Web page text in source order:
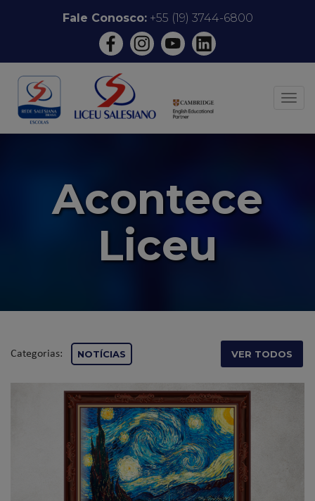
conteúdo
Fale Conosco:+55 (19) 3744-6800
Acontece
Liceu
Categorias: NOTÍCIAS VER TODOS